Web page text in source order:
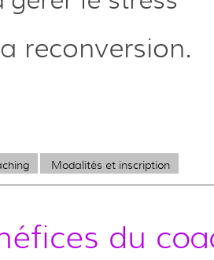
reconversion.
Modalités et inscription
du